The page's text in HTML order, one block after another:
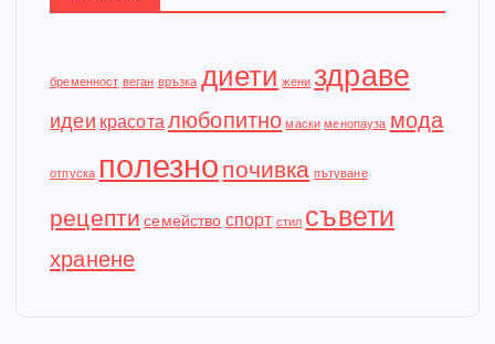
бременност веган връзка диети жени здраве
идеи красоталюбопитно маски менопауза мода
отпуска полезно почивка пътуване
рецепти семейство спорт стил съвети
хранене